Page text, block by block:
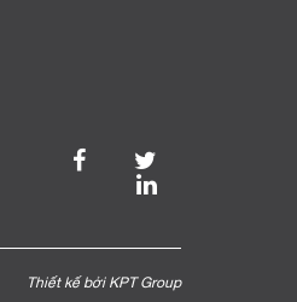
Thiết kế bởi KPT Group